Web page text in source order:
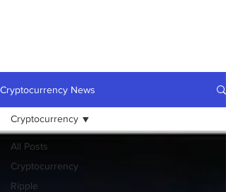
Cryptocurrency News
All Posts
Cryptocurrency
Ripple
Cryptocurrency